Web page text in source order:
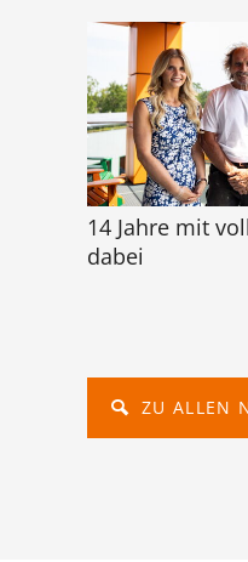
14 Jahre mit
dabei
ZU ALLEN